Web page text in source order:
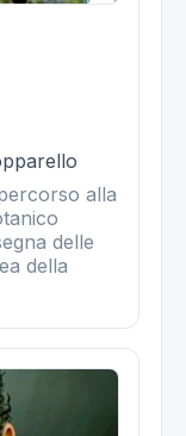
alla
delle
della